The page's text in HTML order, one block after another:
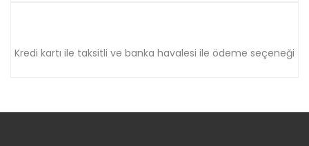
Kredi kartı ile taksitli ve banka havalesi ile ödeme seçeneği